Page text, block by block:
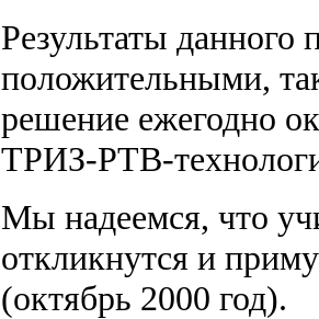
Результаты данного
положительными,
решение ежегодно
ТРИЗ-РТВ-
Мы надеемся, что
откликнутся и
(октябрь 2000 год).